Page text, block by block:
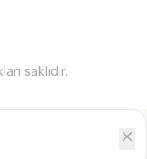
saklıdır.
close